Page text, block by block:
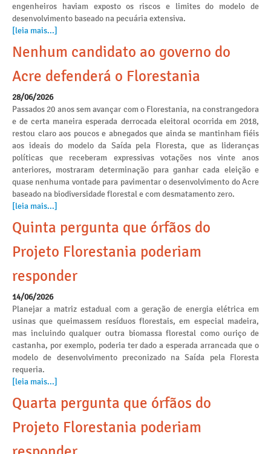
engenheiros haviam exposto os riscos e limites do modelo de
desenvolvimento baseado na pecuária extensiva.
[leia mais...]
Nenhum candidato ao governo do
Acre defenderá o Florestania
28/06/2026
Passados 20 anos sem avançar com o Florestania, na constrangedora
e de certa maneira esperada derrocada eleitoral ocorrida em 2018,
restou claro aos poucos e abnegados que ainda se mantinham fiéis
aos ideais do modelo da Saída pela Floresta, que as lideranças
políticas que receberam expressivas votações nos vinte anos
anteriores, mostraram determinação para ganhar cada eleição e
quase nenhuma vontade para pavimentar o desenvolvimento do Acre
baseado na biodiversidade florestal e com desmatamento zero.
[leia mais...]
Quinta pergunta que órfãos do
Projeto Florestania poderiam
responder
14/06/2026
Planejar a matriz estadual com a geração de energia elétrica em
usinas que queimassem resíduos florestais, em especial madeira,
mas incluindo qualquer outra biomassa florestal como ouriço de
castanha, por exemplo, poderia ter dado a esperada arrancada que o
modelo de desenvolvimento preconizado na Saída pela Floresta
requeria.
[leia mais...]
Quarta pergunta que órfãos do
Projeto Florestania poderiam